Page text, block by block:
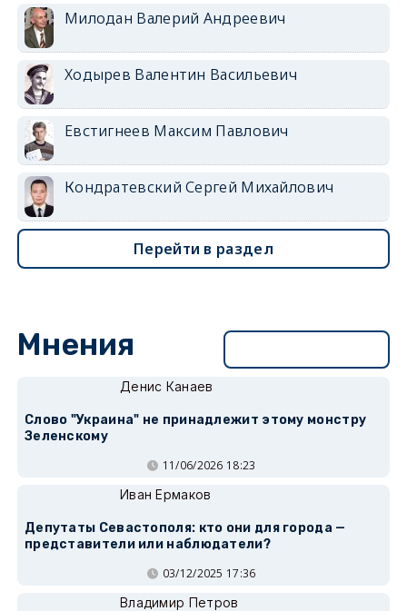
Милодан Валерий Андреевич
Ходырев Валентин Васильевич
Евстигнеев Максим Павлович
Кондратевский Сергей Михайлович
Перейти в раздел
Мнения
Денис Канаев
Слово "Украина" не принадлежит этому монстру
Зеленскому
11/06/2026 18:23
Иван Ермаков
Депутаты Севастополя: кто они для города —
представители или наблюдатели?
03/12/2025 17:36
Владимир Петров